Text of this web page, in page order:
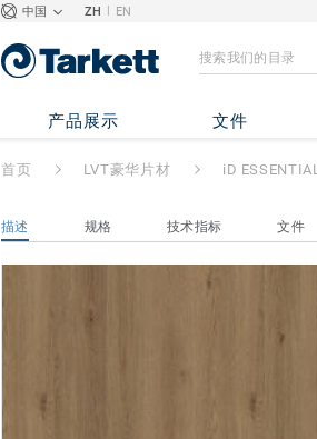
中国 ZH | EN
产品展示 文件
iD ESSENTIAL 30
首页 LVT豪华片材 iD
描述 规格 技术指标 文件